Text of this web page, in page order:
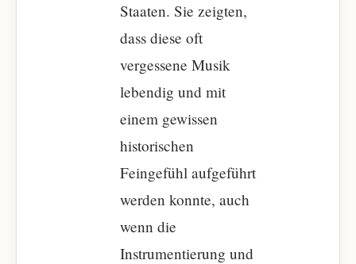
Staaten. Sie zeigten,
dass diese oft
vergessene Musik
lebendig und mit
einem gewissen
historischen
Feingefühl aufgeführt
werden konnte, auch
wenn die
Instrumentierung und